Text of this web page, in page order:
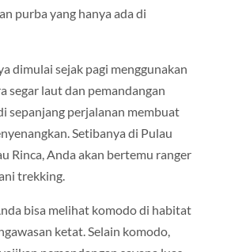
purba yang hanya ada di
dimulai sejak pagi menggunakan
segar laut dan pemandangan
sepanjang perjalanan membuat
Setibanya di Pulau
Rinca, Anda akan bertemu ranger
trekking.
bisa melihat komodo di habitat
ketat. Selain komodo,